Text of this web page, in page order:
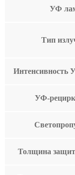
УФ
Тип
Интенсивность
УФ-
Толщина